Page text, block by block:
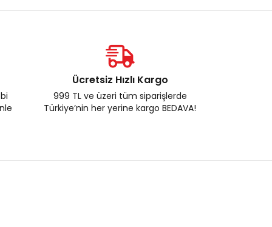
Ücretsiz Hızlı Kargo
999 TL ve üzeri tüm siparişlerde
Türkiye’nin her yerine kargo BEDAVA!